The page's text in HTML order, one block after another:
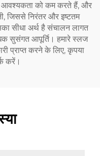
आवश्यकता को कम करते हैं, और
जिससे निरंतर और इष्टतम
सीधा अर्थ है संचालन लागत
सुसंगत आपूर्ति। हमारे स्लज
प्राप्त करने के लिए, कृपया
करें।